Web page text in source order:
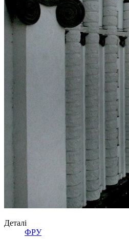
Деталі
ФРУ